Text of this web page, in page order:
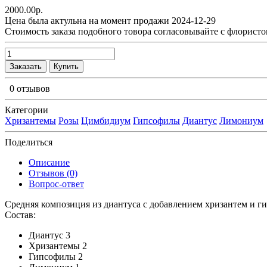
2000.00р.
Цена была актульна на момент продажи 2024-12-29
Cтоимость заказа подобного товора согласовывайте с
Заказать Купить
0 отзывов
Категории
Хризантемы Розы Цимбидиум Гипсофилы Диантус Лимониум
Поделиться
Описание
Отзывов (0)
Вопрос-ответ
Средняя композиция из диантуса c добавлением хризантем и
Состав:
Диантус 3
Хризантемы 2
Гипсофилы 2